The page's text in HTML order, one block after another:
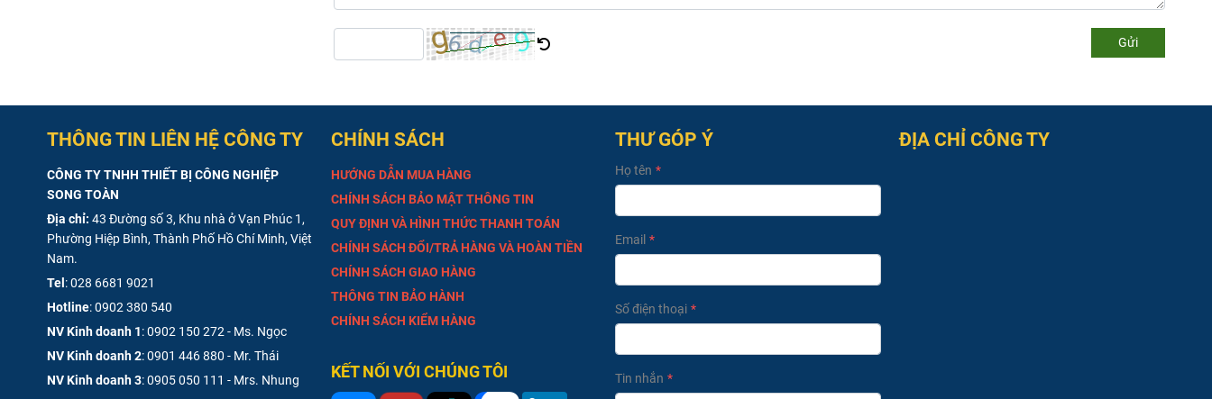
Gửi
THÔNG TIN LIÊN HỆ CÔNG TY
CÔNG TY TNHH THIẾT BỊ CÔNG NGHIỆP
SONG TOÀN
Địa chỉ: 43 Đường số 3, Khu nhà ở Vạn Phúc 1,
Phường Hiệp Bình, Thành Phố Hồ Chí Minh, Việt
Nam.
Tel :028 6681 9021
Hotline:0902 380 540
NV Kinh doanh 1:0902 150 272 - Ms. Ngọc
NV Kinh doanh 2:0901 446 880 - Mr. Thái
NV Kinh doanh 3:0905 050 111 - Mrs. Nhung
CHÍNH SÁCH
HƯỚNG DẪN MUA HÀNG
CHÍNH SÁCH BẢO MẬT THÔNG TIN
QUY ĐỊNH VÀ HÌNH THỨC THANH TOÁN
CHÍNH SÁCH ĐỔI/TRẢ HÀNG VÀ HOÀN TIỀN
CHÍNH SÁCH GIAO HÀNG
THÔNG TIN BẢO HÀNH
CHÍNH SÁCH KIỂM HÀNG
KẾT NỐI VỚI CHÚNG TÔI
THƯ GÓP Ý
Họ tên
Email
Số điện thoại
Tin nhắn
ĐỊA CHỈ CÔNG TY